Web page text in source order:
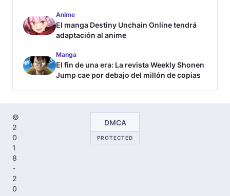
Anime
El manga Destiny Unchain Online tendrá
adaptación al anime
Manga
El fin de una era: La revista Weekly Shonen
Jump cae por debajo del millón de copias
©
2
0
1
8
-
2
0
DMCA
PROTECTED